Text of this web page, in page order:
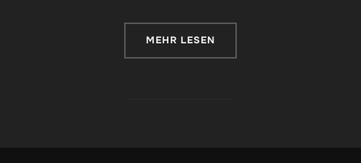
MEHR ÜBER „TRAUMWERK“
LESEN